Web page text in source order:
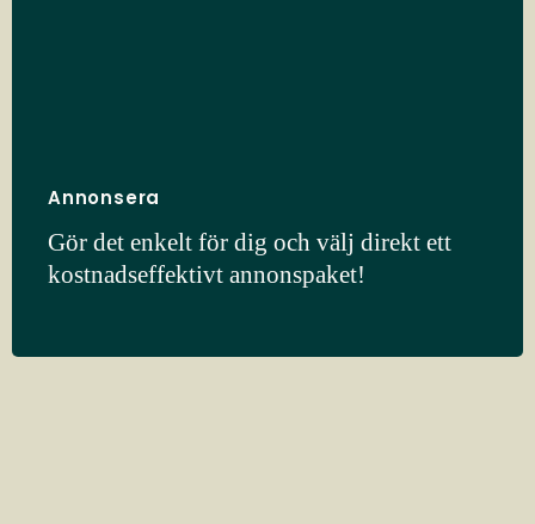
Annonsera
Gör det enkelt för dig och välj direkt ett
kostnadseffektivt annonspaket!